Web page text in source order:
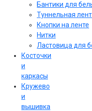
Бантики для
Туннельная
Кнопки на ленте
Нитки
Ластовица для
Косточки
и
каркасы
Кружево
и
вышивка